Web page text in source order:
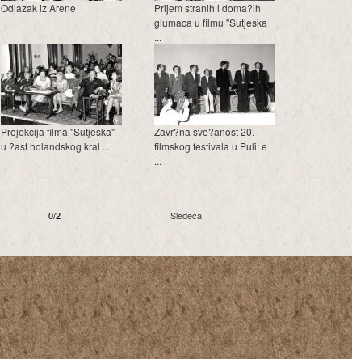
Odlazak iz Arene
Prijem stranih i doma?ih
glumaca u filmu "Sutjeska
...
Projekcija filma "Sutjeska"
u ?ast holandskog kral ...
Zavr?na sve?anost 20.
filmskog festivala u Puli: e
...
0/2 Sledeća